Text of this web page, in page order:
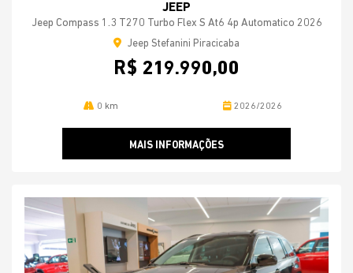
JEEP
Jeep Compass 1.3 T270 Turbo Flex S At6 4p Automatico 2026
Jeep Stefanini Piracicaba
R$ 219.990,00
0 km 2026/2026
MAIS INFORMAÇÕES